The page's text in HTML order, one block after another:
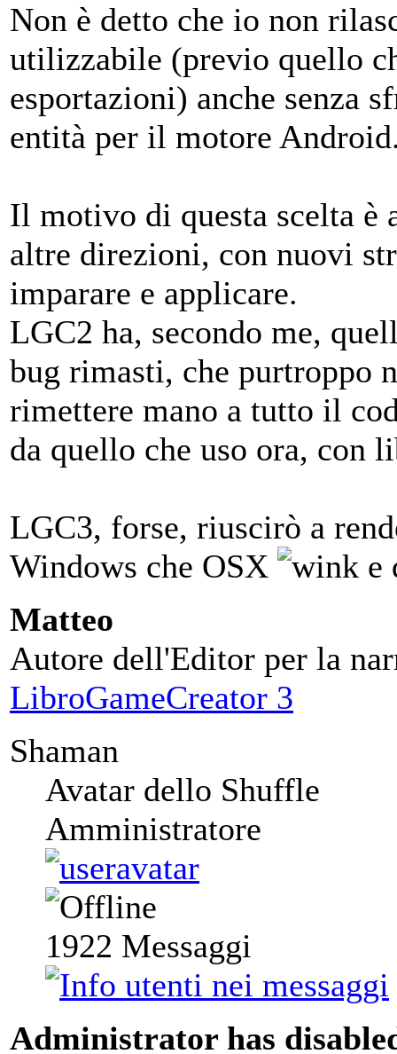
Non è detto che io non
utilizzabile (previo quello
esportazioni) anche senza
entità per il motore
Il motivo di questa scelta
altre direzioni, con nuovi
imparare e applicare.
LGC2 ha, secondo me,
bug rimasti, che purtroppo
rimettere mano a tutto il
da quello che uso ora, con
LGC3, forse, riuscirò a
Windows che OSX
e
Matteo
Autore dell'Editor per la
LibroGameCreator 3
Shaman
Avatar dello Shuffle
Amministratore
1922 Messaggi
Administrator has